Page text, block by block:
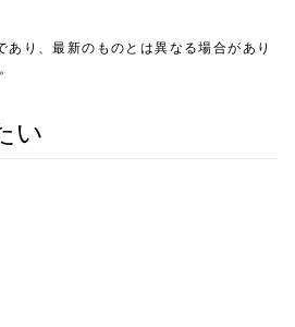
り、最新のものとは異なる場合があり
い